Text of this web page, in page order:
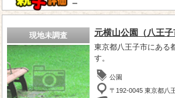
－
現地未調査 元横山公園（八王子
東京都八王子市にある
す。
公園
〒192-0045 東京都八